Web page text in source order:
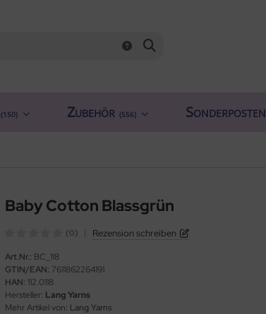
(150) Zubehör (556) Sonderposten
Baby Cotton Blassgrün
(0) Rezension schreiben
Art.Nr.: BC_118
GTIN/EAN: 7611862264191
HAN: 112.0118
Hersteller: Lang Yarns
Mehr Artikel von: Lang Yarns